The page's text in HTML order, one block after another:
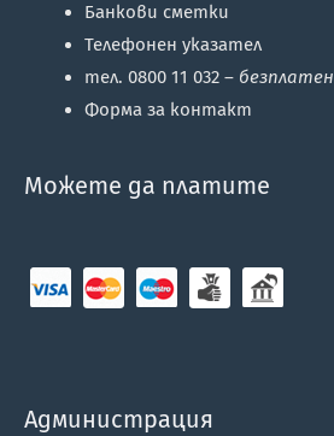
Банкови сметки
Телефонен указател
тел. 0800 11 032 – безплатен
Форма за контакт
Можете да платите
Администрация